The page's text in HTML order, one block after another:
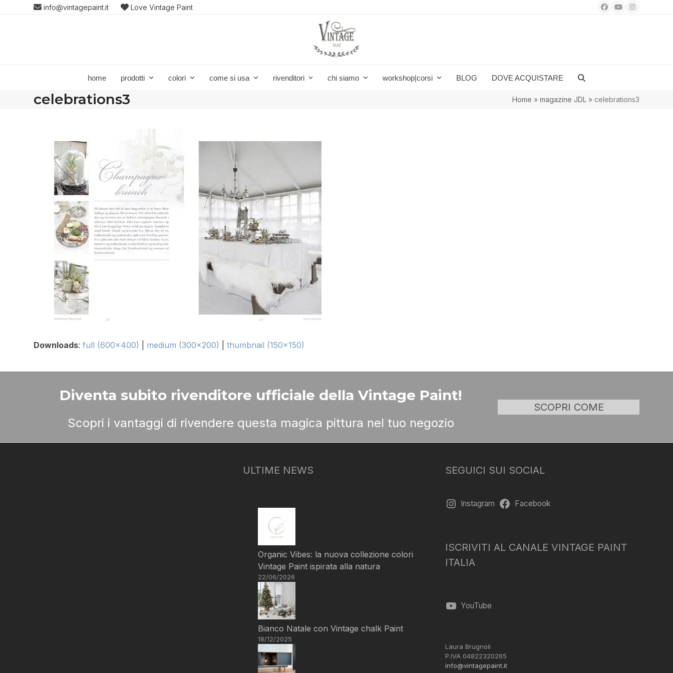
info@vintagepaint.it Love Vintage Paint Facebook
YouTubeInstagram
home prodotti colori come si usa rivenditori chi siamo workshop|corsi BLOG DOVE ACQUISTARE
celebrations3 Home » magazine JDL » celebrations3
Downloads:full (600x400) medium (300x200) |thumbnail (150x150)
Diventa subito rivenditore ufficiale della Vintage Paint!
Scopri i vantaggi di rivendere questa magica pittura nel tuo negozio
SCOPRI COME
ULTIME NEWS
Organic Vibes: la nuova collezione colori
Vintage Paint ispirata alla natura
22/06/2026
Bianco Natale con Vintage chalk Paint
18/12/2025
SEGUICI SUI SOCIAL
Instagram Facebook
ISCRIVITI AL CANALE VINTAGE PAINT
ITALIA
YouTube
Laura Brugnoli
P.IVA 04822320265
info@vintagepaint.it